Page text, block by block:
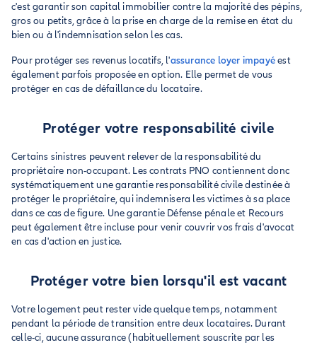
c'est garantir son capital immobilier contre la majorité des pépins,
gros ou petits, grâce à la prise en charge de la remise en état du
bien ou à l'indemnisation selon les cas.
Pour protéger ses revenus locatifs, l'assurance loyer impayéest
également parfois proposée en option. Elle permet de vous
protéger en cas de défaillance du locataire.
Protéger votre responsabilité civile
Certains sinistres peuvent relever de la responsabilité du
propriétaire non-occupant. Les contrats PNO contiennent donc
systématiquement une garantie responsabilité civile destinée à
protéger le propriétaire, qui indemnisera les victimes à sa place
dans ce cas de figure. Une garantie Défense pénale et Recours
peut également être incluse pour venir couvrir vos frais d'avocat
en cas d'action en justice.
Protéger votre bien lorsqu'il est vacant
Votre logement peut rester vide quelque temps, notamment
pendant la période de transition entre deux locataires. Durant
celle-ci, aucune assurance (habituellement souscrite par les